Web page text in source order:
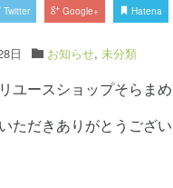
Twitter Google+ Hatena
日 お知らせ, 未分類
ユースショップそらまめ
ただきありがとうござ